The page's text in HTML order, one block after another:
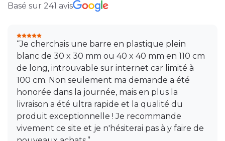
Basé sur 241 avis
“Je cherchais une barre en plastique plein
blanc de 30 x 30 mm ou 40 x 40 mm en 110 cm
de long, introuvable sur internet car limité à
100 cm. Non seulement ma demande a été
honorée dans la journée, mais en plus la
livraison a été ultra rapide et la qualité du
produit exceptionnelle ! Je recommande
vivement ce site et je n'hésiterai pas à y faire de